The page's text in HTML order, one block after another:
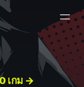
เกม →